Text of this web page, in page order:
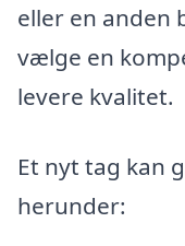
eller en anden
vælge en
levere kvalitet.
Et nyt tag kan
herunder: